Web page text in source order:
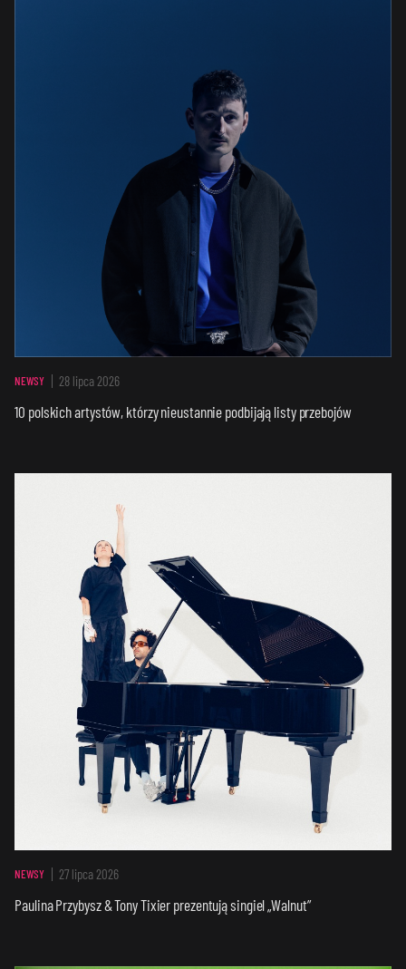
NEWSY 28 lipca 2026
10 polskich artystów, którzy nieustannie podbijają listy przebojów
NEWSY 27 lipca 2026
Paulina Przybysz & Tony Tixier prezentują singiel „Walnut”